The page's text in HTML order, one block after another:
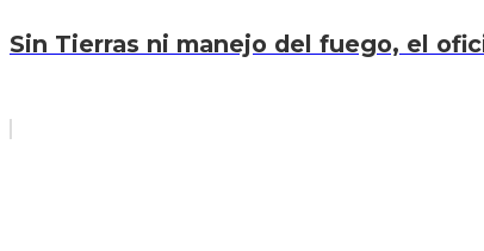
Sin Tierras ni manejo del fuego, el